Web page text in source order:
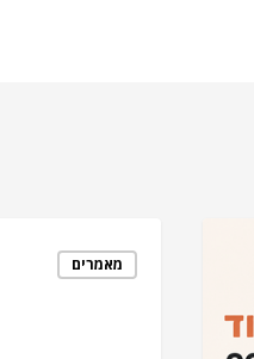
מאמרים